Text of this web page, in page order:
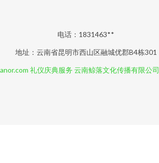
电话：1831463**
地址：云南省昆明市西山区融城优郡B4栋301
礼仪庆典服务 云南鲸落文化传播有限公司